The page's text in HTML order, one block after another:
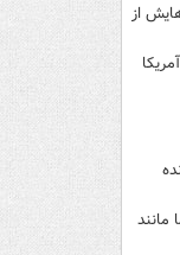
از
مانند